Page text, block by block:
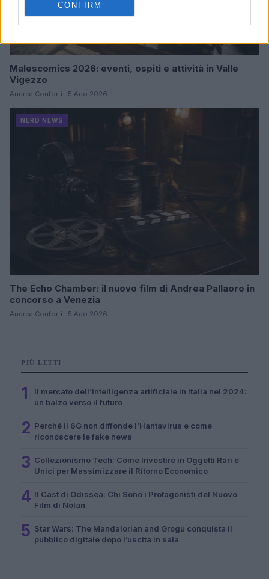
CONFIRM
Malescomics 2026: eventi, ospiti e attività in Valle
Vigezzo
Andrea Conforti · 5 Ago 2026
NERD NEWS
The Echo Chamber: il nuovo film di Andrea Pallaoro in
concorso a Venezia
Andrea Conforti · 5 Ago 2026
PIÙ LETTI
1
Il mercato dell’intelligenza artificiale in Italia nel 2024:
un balzo verso il futuro
2 Perché il 6G non diffonde l’Hantavirus e come
riconoscere le fake news
3 Collezionismo Tech: Come Investire in Oggetti Rari e
Unici per Massimizzare il Ritorno Economico
4 Il Cast di Odissea: Chi Sono i Protagonisti del Nuovo
Film di Nolan
5 Star Wars: The Mandalorian and Grogu conquista il
pubblico digitale dopo l’uscita in sala